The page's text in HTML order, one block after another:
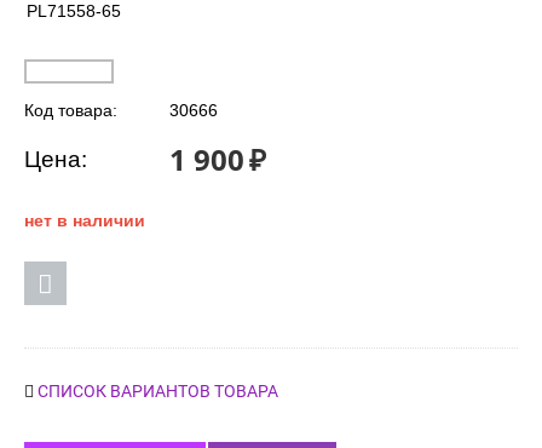
PL71558-65
Код товара: 30666
Цена: 1 900₽
нет в наличии
СПИСОК ВАРИАНТОВ ТОВАРА